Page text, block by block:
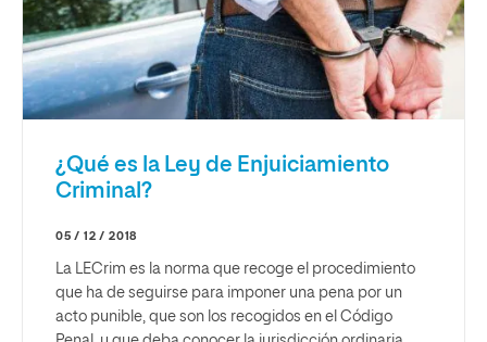
¿Qué es la Ley de Enjuiciamiento
Criminal?
05 / 12 / 2018
La LECrim es la norma que recoge el procedimiento
que ha de seguirse para imponer una pena por un
acto punible, que son los recogidos en el Código